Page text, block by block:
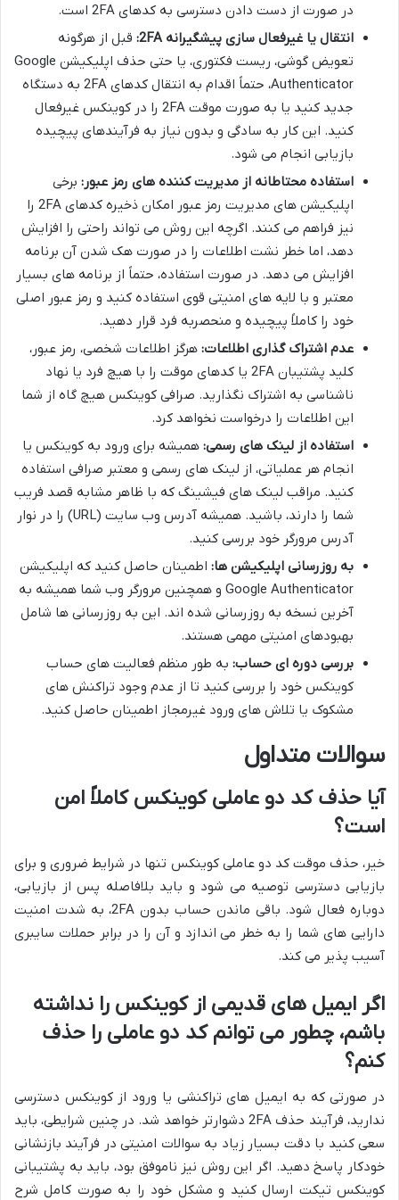
در صورت از دست دادن دسترسی به کدهای 2FA است.
انتقال یا غیرفعال سازی پیشگیرانه 2FA:
قبل از هرگونه
تعویض گوشی، ریست فکتوری، یا حتی حذف اپلیکیشن Google
Authenticator، حتماً اقدام به انتقال کدهای 2FA به دستگاه
جدید کنید یا به صورت موقت 2FA را در کوینکس غیرفعال
کنید. این کار به سادگی و بدون نیاز به فرآیندهای پیچیده
بازیابی انجام می شود.
استفاده محتاطانه از مدیریت کننده های رمز عبور: برخی
اپلیکیشن های مدیریت رمز عبور امکان ذخیره کدهای 2FA را
نیز فراهم می کنند. اگرچه این روش می تواند راحتی را افزایش
دهد، اما خطر نشت اطلاعات را در صورت هک شدن آن برنامه
افزایش می دهد. در صورت استفاده، حتماً از برنامه های بسیار
معتبر و با لایه های امنیتی قوی استفاده کنید و رمز عبور اصلی
خود را کاملاً پیچیده و منحصربه فرد قرار دهید.
عدم اشتراک گذاری اطلاعات: هرگز اطلاعات شخصی، رمز عبور،
کلید پشتیبان 2FA یا کدهای موقت را با هیچ فرد یا نهاد
ناشناسی به اشتراک نگذارید. صرافی کوینکس هیچ گاه از شما
این اطلاعات را درخواست نخواهد کرد.
استفاده از لینک های رسمی: همیشه برای ورود به کوینکس یا
انجام هر عملیاتی، از لینک های رسمی و معتبر صرافی استفاده
کنید. مراقب لینک های فیشینگ که با ظاهر مشابه قصد فریب
شما را دارند، باشید. همیشه آدرس وب سایت (URL) را در نوار
آدرس مرورگر خود بررسی کنید.
به روزرسانی اپلیکیشن ها: اطمینان حاصل کنید که اپلیکیشن
Google Authenticator و همچنین مرورگر وب شما همیشه به
آخرین نسخه به روزرسانی شده اند. این به روزرسانی ها شامل
بهبودهای امنیتی مهمی هستند.
بررسی دوره ای حساب: به طور منظم فعالیت های حساب
کوینکس خود را بررسی کنید تا از عدم وجود تراکنش های
مشکوک یا تلاش های ورود غیرمجاز اطمینان حاصل کنید.
سوالات متداول
آیا حذف کد دو عاملی کوینکس کاملاً امن
است؟
خیر، حذف موقت کد دو عاملی کوینکس تنها در شرایط ضروری و برای
بازیابی دسترسی توصیه می شود و باید بلافاصله پس از بازیابی،
دوباره فعال شود. باقی ماندن حساب بدون 2FA، به شدت امنیت
دارایی های شما را به خطر می اندازد و آن را در برابر حملات سایبری
آسیب پذیر می کند.
اگر ایمیل های قدیمی از کوینکس را نداشته
باشم، چطور می توانم کد دو عاملی را حذف
کنم؟
در صورتی که به ایمیل های تراکنشی یا ورود از کوینکس دسترسی
ندارید، فرآیند حذف 2FA دشوارتر خواهد شد. در چنین شرایطی، باید
سعی کنید با دقت بسیار زیاد به سوالات امنیتی در فرآیند بازنشانی
خودکار پاسخ دهید. اگر این روش نیز ناموفق بود، باید به پشتیبانی
کوینکس تیکت ارسال کنید و مشکل خود را به صورت کامل شرح